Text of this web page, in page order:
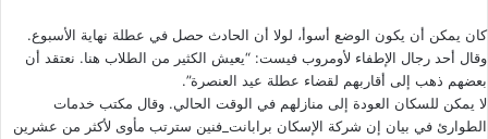
كان يمكن أن يكون الوضع أسوأ، لولا أن الحادث حصل في عطلة نهاية الأسبوع.
وقال أحد رجال الإطفاء لأومروب فيست: “يعيش الكثير من الطلاب هنا. نعتقد أن
بعضهم ذهب إلى أقاربهم لقضاء عطلة عيد العنصرة”.
لا يمكن للسكان العودة إلى منازلهم في الوقت الحالي. وقال مكتب خدمات
الطوارئ في بيان إن شركة الإسكان برابانت_فنين سترتب مأوى لأكثر من عشرين